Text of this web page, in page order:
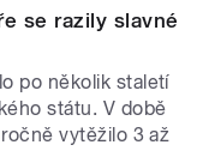
se razily slavné
po několik staletí
státu. V době
vytěžilo 3 až